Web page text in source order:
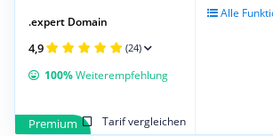
Alle
Premium Tarif vergleichen
.expert Domain
4,9 (24)
100%Weiterempfehlung